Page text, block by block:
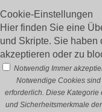
Cookie-Einstellungen
Hier finden Sie eine
und Skripte. Sie haben
akzeptieren oder zu
Notwendig Immer
Notwendige Cookies
erforderlich. Diese
und Sicherheitsmerkmale